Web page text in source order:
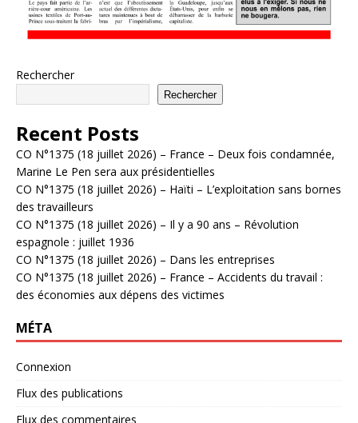
Rechercher
Rechercher
Recent Posts
CO N°1375 (18 juillet 2026) – France – Deux fois condamnée,
Marine Le Pen sera aux présidentielles
CO N°1375 (18 juillet 2026) – Haïti – L’exploitation sans bornes
des travailleurs
CO N°1375 (18 juillet 2026) – Il y a 90 ans – Révolution
espagnole : juillet 1936
CO N°1375 (18 juillet 2026) – Dans les entreprises
CO N°1375 (18 juillet 2026) – France – Accidents du travail :
des économies aux dépens des victimes
MÉTA
Connexion
Flux des publications
Flux des commentaires